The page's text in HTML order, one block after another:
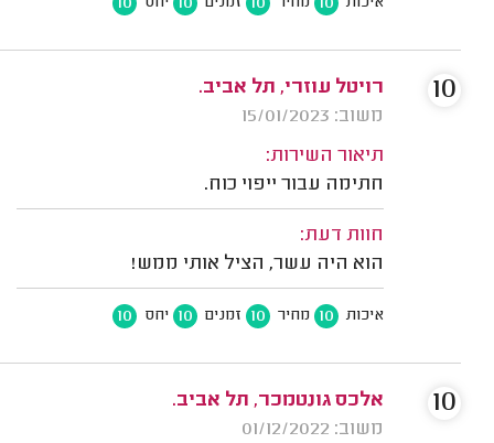
איכות מחיר זמנים יחס
רויטל עוזרי, תל אביב.
משוב: 15/01/2023
תיאור השירות:
חתימה עבור ייפוי כוח.
חוות דעת:
הוא היה עשר, הציל אותי ממש!
איכות 10 מחיר 10 זמנים 10 יחס 10
10
אלכס גונטמכר, תל אביב.
משוב: 01/12/2022
10